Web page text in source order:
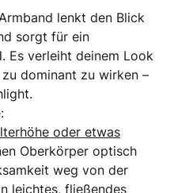
lenkt den Blick
sorgt für ein
Es verleiht deinem Look
dominant zu wirken –
oder etwas
Oberkörper optisch
weg von der
leichtes, fließendes